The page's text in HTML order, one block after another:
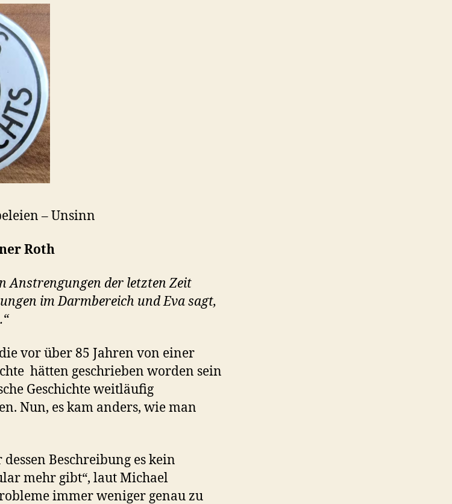
– Unsinn
Roth
Anstrengungen der letzten Zeit
im Darmbereich und Eva sagt,
vor über 85 Jahren von einer
hätten geschrieben worden sein
Geschichte weitläufig
Nun, es kam anders, wie man
Beschreibung es kein
mehr gibt“, laut Michael
immer weniger genau zu